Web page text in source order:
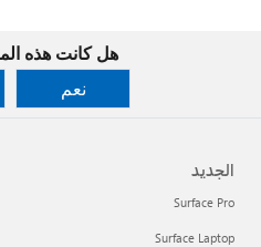
هل كانت هذه
نعم
الجديد
Surface Pro
Surface Laptop